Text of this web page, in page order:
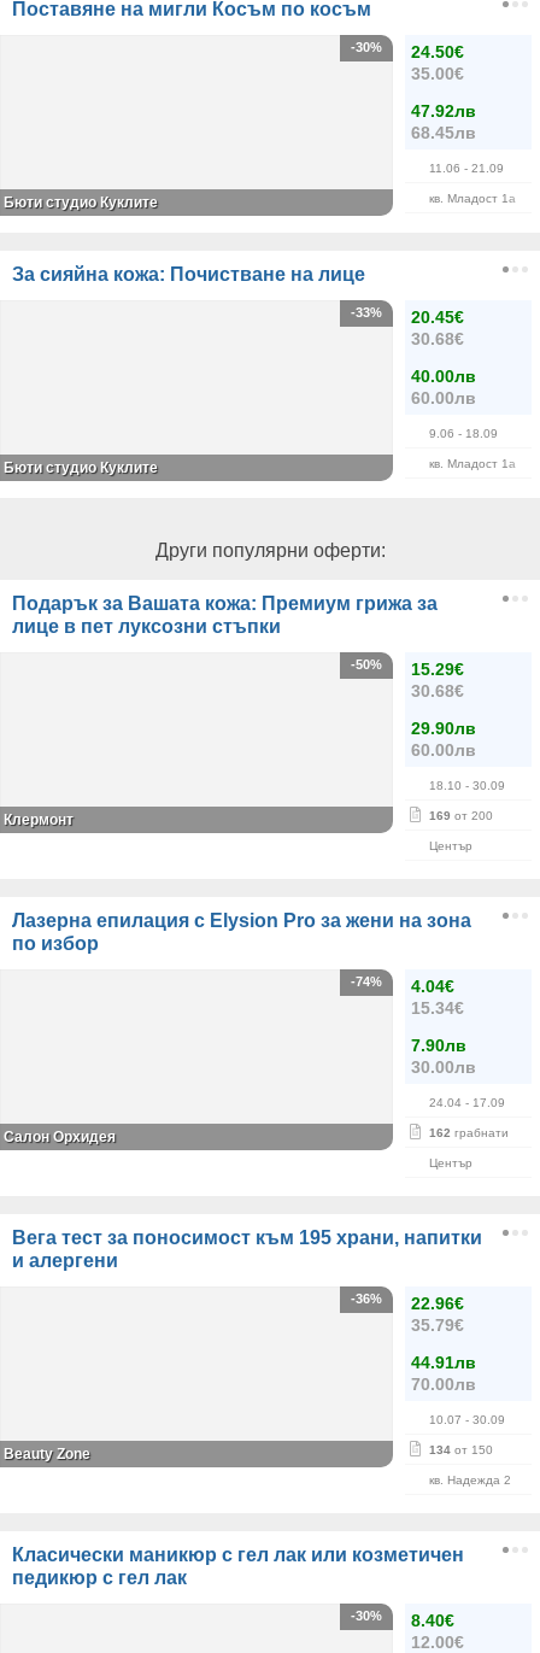
Поставяне на мигли Косъм по косъм
24.50€
35.00€
47.92лв
68.45лв
11.06 - 21.09
кв. Младост 1а
-30%
Бюти студио Куклите
За сияйна кожа: Почистване на лице
20.45€
30.68€
40.00лв
60.00лв
9.06 - 18.09
кв. Младост 1а
-33%
Бюти студио Куклите
Други популярни оферти:
Подарък за Вашата кожа: Премиум грижа за
лице в пет луксозни стъпки
15.29€
30.68€
29.90лв
60.00лв
18.10 - 30.09
169 от 200
Център
-50%
Клермонт
Лазерна епилация с Elysion Pro за жени на зона
по избор
4.04€
15.34€
7.90лв
30.00лв
24.04 - 17.09
162 грабнати
Център
-74%
Салон Орхидея
Вега тест за поносимост към 195 храни, напитки
и алергени
22.96€
35.79€
44.91лв
70.00лв
10.07 - 30.09
134 от 150
кв. Надежда 2
-36%
Beauty Zone
Класически маникюр с гел лак или козметичен
педикюр с гел лак
8.40€
12.00€
-30%